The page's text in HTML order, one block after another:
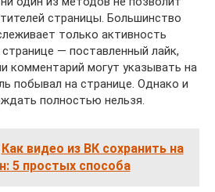
страницы. Большинство
только активность
— поставленный лайк,
комментарий могут указывать на
побывал на странице. Однако и
полностью нельзя.
Как видео из ВК сохранить на
5 простых способа